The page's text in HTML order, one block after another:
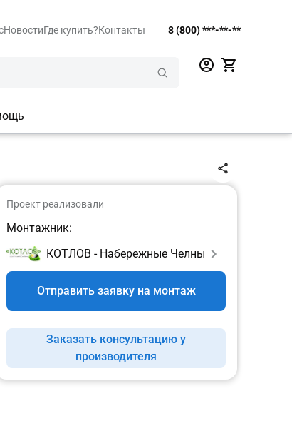
НовостиГде купить?Контакты 8 (800) ***-**-**
Проект реализовали
Монтажник:
КОТЛОВ - Набережные Челны
Отправить заявку на монтаж
Заказать консультацию у
производителя